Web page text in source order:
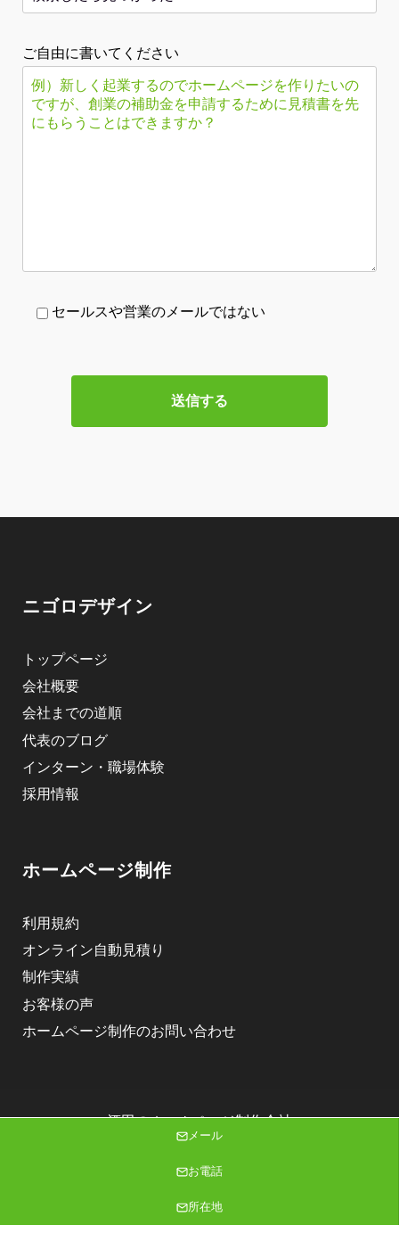
ご自由に書いてください
セールスや営業のメールではない
ニゴロデザイン
トップページ
会社概要
会社までの道順
代表のブログ
インターン・職場体験
採用情報
ホームページ制作
利用規約
オンライン自動見積り
制作実績
お客様の声
ホームページ制作のお問い合わせ
酒田のホームページ制作会社
株式会社ニゴロデザイン
Copyright (C) 2026 株式会社ニゴロデザイン All Rights Reserved.
メール
お電話
所在地